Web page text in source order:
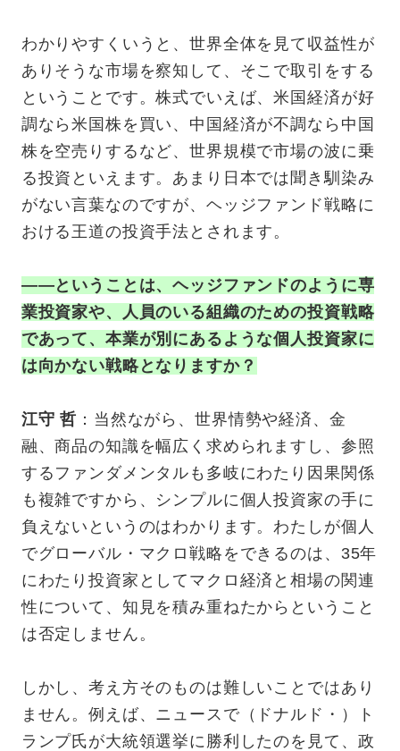
わかりやすくいうと、世界全体を見て収益性が
ありそうな市場を察知して、そこで取引をする
ということです。株式でいえば、米国経済が好
調なら米国株を買い、中国経済が不調なら中国
株を空売りするなど、世界規模で市場の波に乗
る投資といえます。あまり日本では聞き馴染み
がない言葉なのですが、ヘッジファンド戦略に
おける王道の投資手法とされます 。
——ということは、ヘッジファンドのように専
業投資家や、人員のいる組織のための投資戦略
であって、本業が別にあるような個人投資家に
は向かない戦略となりますか？
江守 哲 ：当然ながら、世界情勢や経済、金
融、商品の知識を幅広く求められますし、参照
するファンダメンタルも多岐にわたり因果関係
も複雑ですから、シンプルに個人投資家の手に
負えないというのはわかります。わたしが個人
でグローバル・マクロ戦略をできるのは、35年
にわたり投資家としてマクロ経済と相場の関連
性について、知見を積み重ねたからということ
は否定しません。
しかし、考え方そのものは難しいことではあり
ません。例えば、ニュースで（ドナルド・）ト
ランプ氏が大統領選挙に勝利したのを見て、政